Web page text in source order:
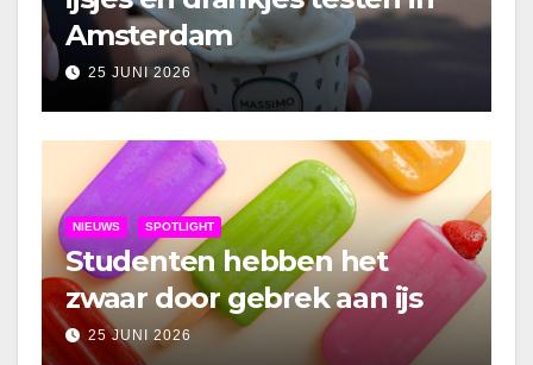
Amsterdam
25 JUNI 2026
NIEUWS SPOTLIGHT
Studenten hebben het
zwaar door gebrek aan ijs
25 JUNI 2026